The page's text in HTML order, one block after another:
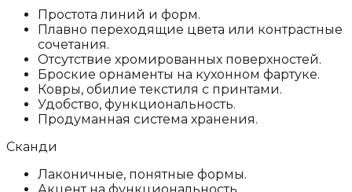
Простота линий и форм.
Плавно переходящие цвета или контрастные
сочетания.
Отсутствие хромированных поверхностей.
Броские орнаменты на кухонном фартуке.
Ковры, обилие текстиля с принтами.
Удобство, функциональность.
Продуманная система хранения.
Сканди
Лаконичные, понятные формы.